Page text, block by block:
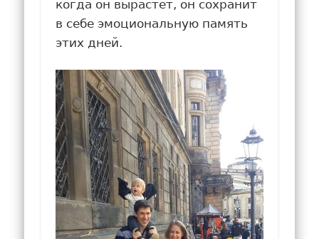
когда он вырастет, он сохранит
в себе эмоциональную память
этих дней.